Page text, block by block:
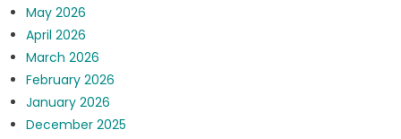
May 2026
April 2026
March 2026
February 2026
January 2026
December 2025